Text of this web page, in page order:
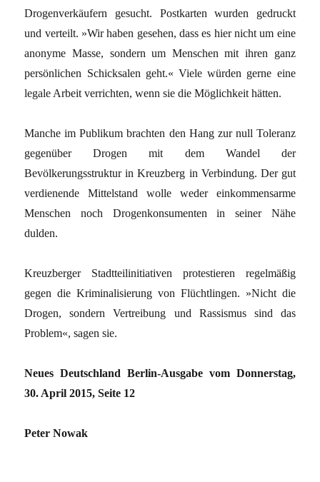
Drogenverkäufern gesucht. Postkarten wurden gedruckt
und verteilt. »Wir haben gesehen, dass es hier nicht um eine
anonyme Masse, sondern um Menschen mit ihren ganz
persönlichen Schicksalen geht.« Viele würden gerne eine
legale Arbeit verrichten, wenn sie die Möglichkeit hätten.
Manche im Publikum brachten den Hang zur null Toleranz
gegenüber Drogen mit dem Wandel der
Bevölkerungsstruktur in Kreuzberg in Verbindung. Der gut
verdienende Mittelstand wolle weder einkommensarme
Menschen noch Drogenkonsumenten in seiner Nähe
dulden.
Kreuzberger Stadtteilinitiativen protestieren regelmäßig
gegen die Kriminalisierung von Flüchtlingen. »Nicht die
Drogen, sondern Vertreibung und Rassismus sind das
Problem«, sagen sie.
Neues Deutschland Berlin-Ausgabe vom Donnerstag,
30. April 2015, Seite 12
Peter Nowak